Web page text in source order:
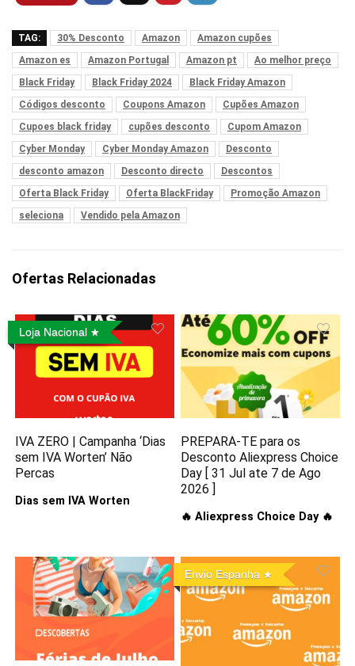
TAG: 30% Desconto Amazon
Amazon cupões
Amazon es
Amazon Portugal Amazon pt
Ao melhor preço
Black Friday
Black Friday 2024
Black Friday Amazon
Códigos desconto
Coupons Amazon
Cupões Amazon
Cupoes black friday
cupões desconto
Cupom Amazon
Cyber Monday
Cyber Monday Amazon
Desconto
desconto amazon
Desconto directo
Descontos
Oferta Black Friday
Oferta BlackFriday
Promoção Amazon
seleciona
Vendido pela Amazon
Ofertas Relacionadas
Loja Nacional
IVA ZERO | Campanha ‘Dias
sem IVA Worten’ Não
Percas
Dias sem IVA Worten
PREPARA-TE para os
Desconto Aliexpress Choice
Day [ 31 Jul ate 7 de Ago
2026 ]
🔥 Aliexpress Choice Day 🔥
Envio Espanha